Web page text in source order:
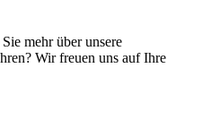
mehr über unsere
Wir freuen uns auf Ihre